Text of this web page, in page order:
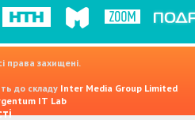
права захищені.
до складу Inter Media Group Limited
IT Lab